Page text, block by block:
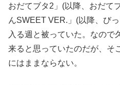
おだてブタ2」(以降、おだて
んSWEET VER.」(以降、び
入る週と被っていた。なので
来ると思っていたのだが、そ
にはままならない。